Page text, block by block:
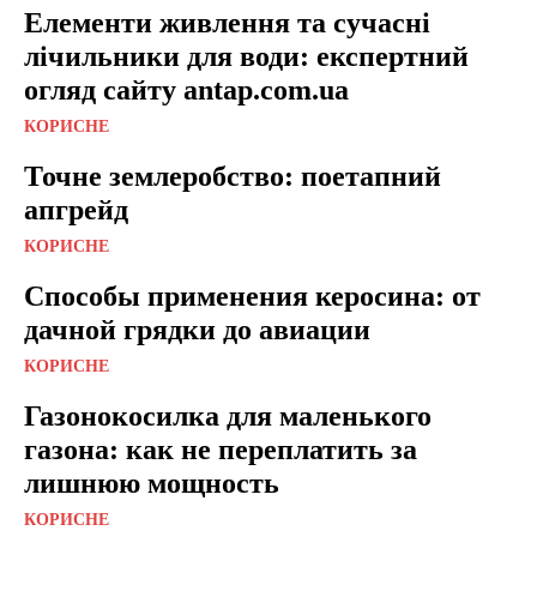
Елементи живлення та сучасні
лічильники для води: експертний
огляд сайту antap.com.ua
КОРИСНЕ
Точне землеробство: поетапний
апгрейд
КОРИСНЕ
Способы применения керосина: от
дачной грядки до авиации
КОРИСНЕ
Газонокосилка для маленького
газона: как не переплатить за
лишнюю мощность
КОРИСНЕ